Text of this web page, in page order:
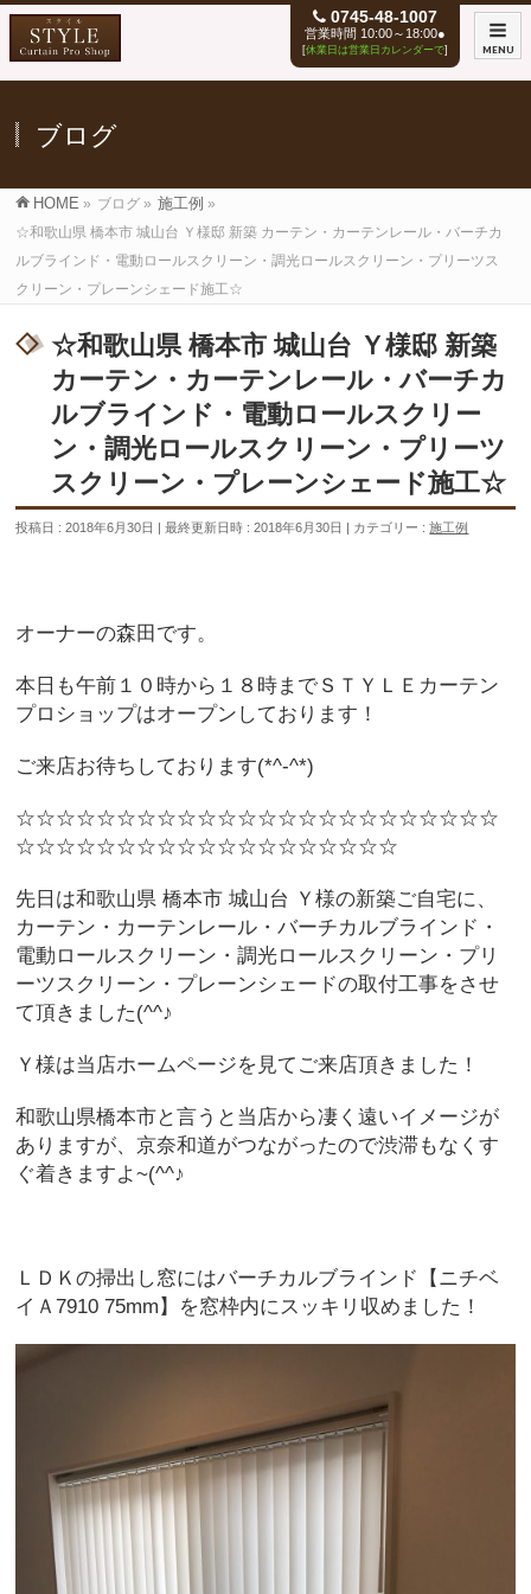
0745-48-1007
営業時間 10:00～18:00●
[休業日は営業日カレンダーで] MENU
ブログ
HOME » ブログ » 施工例 »
☆和歌山県 橋本市 城山台 Ｙ様邸 新築 カーテン・カーテンレール・バーチカ
ルブラインド・電動ロールスクリーン・調光ロールスクリーン・プリーツス
クリーン・プレーンシェード施工☆
☆和歌山県 橋本市 城山台 Ｙ様邸 新築
カーテン・カーテンレール・バーチカ
ルブラインド・電動ロールスクリー
ン・調光ロールスクリーン・プリーツ
スクリーン・プレーンシェード施工☆
投稿日 : 2018年6月30日 最終更新日時 : 2018年6月30日 カテゴリー :施工例
オーナーの森田です。
本日も午前１０時から１８時までＳＴＹＬＥカーテン
プロショップはオープンしております！
ご来店お待ちしております(*^-^*)
☆☆☆☆☆☆☆☆☆☆☆☆☆☆☆☆☆☆☆☆☆☆☆☆
☆☆☆☆☆☆☆☆☆☆☆☆☆☆☆☆☆☆☆
先日は和歌山県 橋本市 城山台 Ｙ様の新築ご自宅に、
カーテン・カーテンレール・バーチカルブラインド・
電動ロールスクリーン・調光ロールスクリーン・プリ
ーツスクリーン・プレーンシェードの取付工事をさせ
て頂きました(^^♪
Ｙ様は当店ホームページを見てご来店頂きました！
和歌山県橋本市と言うと当店から凄く遠いイメージが
ありますが、京奈和道がつながったので渋滞もなくす
ぐ着きますよ~(^^♪
ＬＤＫの掃出し窓にはバーチカルブラインド【ニチベ
イＡ7910 75mm】を窓枠内にスッキリ収めました！